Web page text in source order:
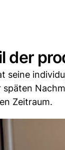
der
seine
Zeitraum.